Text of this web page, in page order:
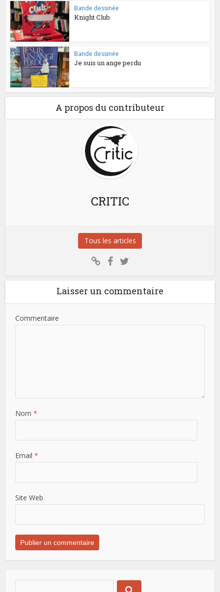
Bande dessinée
Knight Club
Bande dessinée
Je suis un ange perdu
A propos du contributeur
CRITIC
Tous les articles
Laisser un commentaire
Commentaire
Nom *
Email *
Site Web